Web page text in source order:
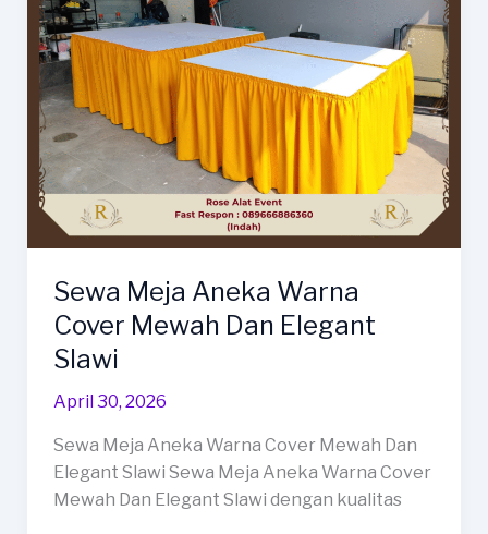
Banjarharjo
Sewa Meja Aneka Warna
Cover Mewah Dan Elegant
Slawi
April 30, 2026
Sewa Meja Aneka Warna Cover Mewah Dan
Elegant Slawi Sewa Meja Aneka Warna Cover
Mewah Dan Elegant Slawi dengan kualitas